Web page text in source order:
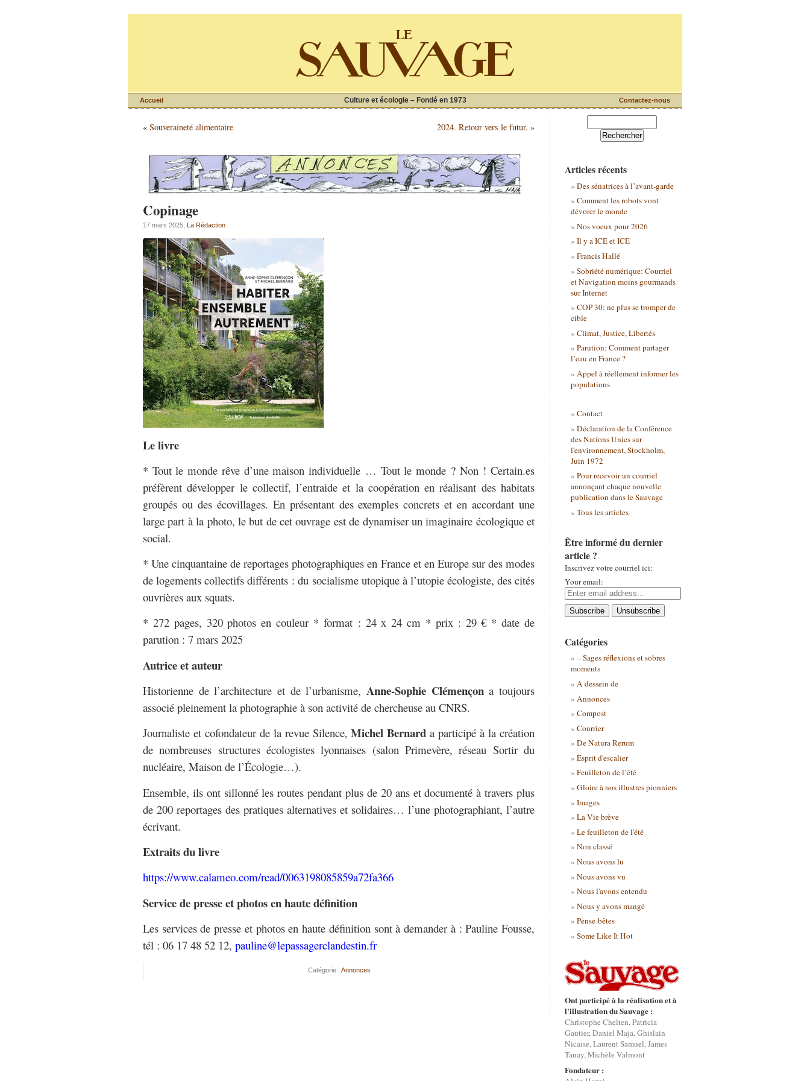
Culture et écologie – Fondé en 1973
Accueil Contactez-nous
« Souveraineté alimentaire 2024. Retour vers le futur. »
Copinage
17 mars 2025, La Rédaction
Le livre
* Tout le monde rêve d’une maison individuelle … Tout le monde ? Non ! Certain.es
préfèrent développer le collectif, l’entraide et la coopération en réalisant des habitats
groupés ou des écovillages. En présentant des exemples concrets et en accordant une
large part à la photo, le but de cet ouvrage est de dynamiser un imaginaire écologique et
social.
* Une cinquantaine de reportages photographiques en France et en Europe sur des modes
de logements collectifs différents : du socialisme utopique à l’utopie écologiste, des cités
ouvrières aux squats.
* 272 pages, 320 photos en couleur * format : 24 x 24 cm * prix : 29 € * date de
parution : 7 mars 2025
Autrice et auteur
Historienne de l’architecture et de l’urbanisme, Anne-Sophie Clémençona toujours
associé pleinement la photographie à son activité de chercheuse au CNRS.
Journaliste et cofondateur de la revue Silence,Michel Bernarda participé à la création
de nombreuses structures écologistes lyonnaises (salon Primevère, réseau Sortir du
nucléaire, Maison de l’Écologie…).
Ensemble, ils ont sillonné les routes pendant plus de 20 ans et documenté à travers plus
de 200 reportages des pratiques alternatives et solidaires… l’une photographiant, l’autre
écrivant.
Extraits du livre
https://www.calameo.com/read/0063198085859a72fa366
Service de presse et photos en haute définition
Les services de presse et photos en haute définition sont à demander à : Pauline Fousse,
tél : 06 17 48 52 12, pauline@lepassagerclandestin.fr
Catégorie : Annonces
Articles récents
Des sénatrices à l’avant-garde
Comment les robots vont
dévorer le monde
Nos voeux pour 2026
Il y a ICE et ICE
Francis Hallé
Sobriété numérique: Courriel
et Navigation moins gourmands
sur Internet
COP 30: ne plus se tromper de
cible
Climat, Justice, Libertés
Parution: Comment partager
l’eau en France ?
Appel à réellement informer les
populations
Contact
Déclaration de la Conférence
des Nations Unies sur
l'environnement, Stockholm,
Juin 1972
Pour recevoir un courriel
annonçant chaque nouvelle
publication dans le Sauvage
Tous les articles
Être informé du dernier
article ?
Inscrivez votre courriel ici:
Your email:
Catégories
– Sages réflexions et sobres
moments
A dessein de
Annonces
Compost
Courrier
De Natura Rerum
Esprit d'escalier
Feuilleton de l’été
Gloire à nos illustres pionniers
Images
La Vie brève
Le feuilleton de l'été
Non classé
Nous avons lu
Nous avons vu
Nous l'avons entendu
Nous y avons mangé
Pense-bêtes
Some Like It Hot
Ont participé à la réalisation et à
l'illustration du Sauvage :
Christophe Chelten, Patricia
Gautier, Daniel Maja, Ghislain
Nicaise, Laurent Samuel, James
Tanay, Michèle Valmont
Fondateur :